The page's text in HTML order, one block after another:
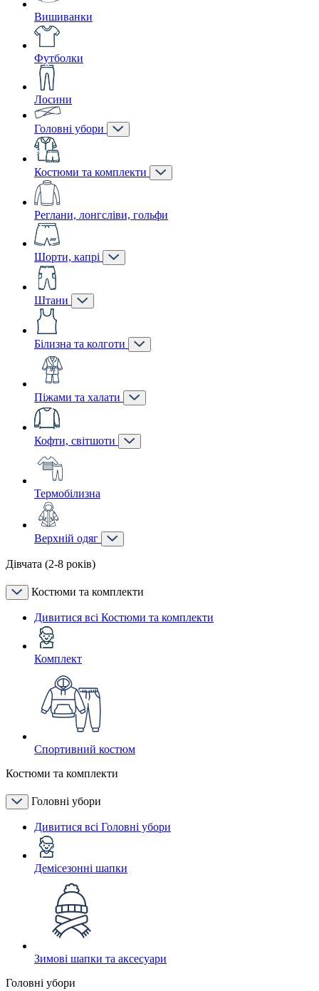
Вишиванки
Футболки
Лосини
Головні убори
Костюми та комплекти
Реглани, лонгсліви, гольфи
Шорти, капрі
Штани
Білизна та колготи
Піжами та халати
Кофти, світшоти
Термобілизна
Верхній одяг
Дівчата (2-8 років)
Костюми та комплекти
Дивитися всі Костюми та комплекти
Комплект
Спортивний костюм
Костюми та комплекти
Головні убори
Дивитися всі Головні убори
Демісезонні шапки
Зимові шапки та аксесуари
Головні убори